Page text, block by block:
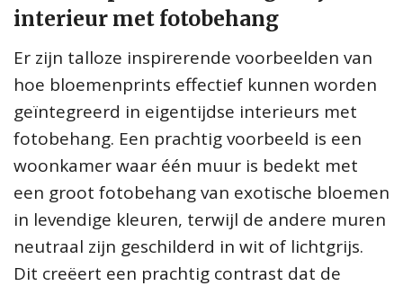
interieur met fotobehang
Er zijn talloze inspirerende voorbeelden van
hoe bloemenprints effectief kunnen worden
geïntegreerd in eigentijdse interieurs met
fotobehang. Een prachtig voorbeeld is een
woonkamer waar één muur is bedekt met
een groot fotobehang van exotische bloemen
in levendige kleuren, terwijl de andere muren
neutraal zijn geschilderd in wit of lichtgrijs.
Dit creëert een prachtig contrast dat de